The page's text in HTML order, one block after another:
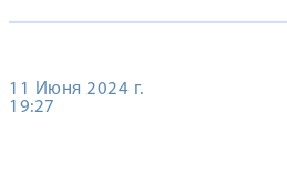
11 Июня 2024 г.
19:27